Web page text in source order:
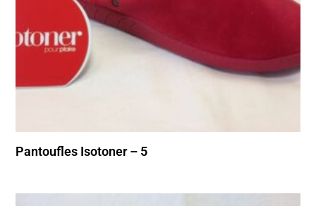
Pantoufles Isotoner – 5